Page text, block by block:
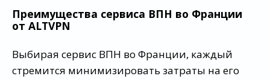
Преимущества сервиса ВПН во Франции
от ALTVPN
Выбирая сервис ВПН во Франции, каждый
стремится минимизировать затраты на его